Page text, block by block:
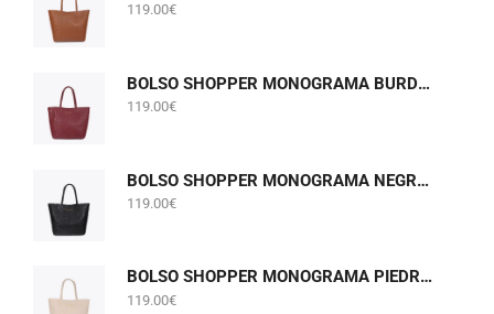
119.00€
BOLSO SHOPPER MONOGRAMA BURDEOS LOLA CASADEMUNT LF2604075
119.00€
BOLSO SHOPPER MONOGRAMA NEGRO LOLA CASADEMUNT LF2604075
119.00€
BOLSO SHOPPER MONOGRAMA PIEDRA GRIS PERLADO LOLA CASADEMUNT LF2604075
119.00€